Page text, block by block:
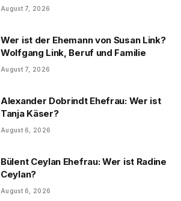
August 7, 2026
Wer ist der Ehemann von Susan Link?
Wolfgang Link, Beruf und Familie
August 7, 2026
Alexander Dobrindt Ehefrau: Wer ist
Tanja Käser?
August 6, 2026
Bülent Ceylan Ehefrau: Wer ist Radine
Ceylan?
August 6, 2026